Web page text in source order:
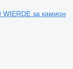
за камион